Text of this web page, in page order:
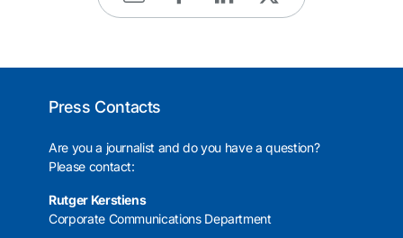
Press Contacts
Are you a journalist and do you have a question?
Please contact:
Rutger Kerstiens
Corporate Communications Department